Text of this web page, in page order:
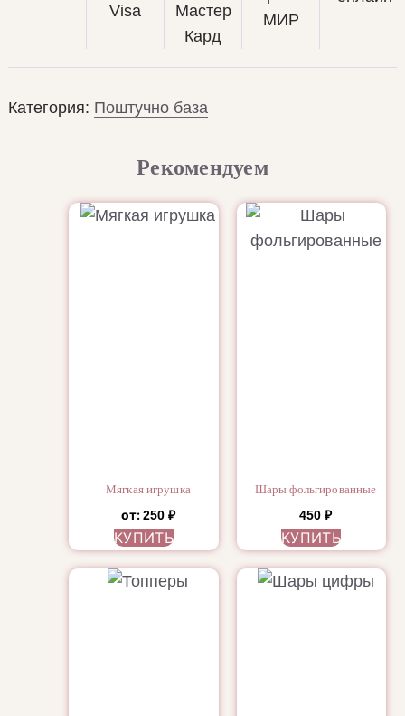
Категория: Поштучно база
Рекомендуем
Мягкая игрушка
от:250 ₽
КУПИТЬ
Шары фольгированные
450₽
КУПИТЬ